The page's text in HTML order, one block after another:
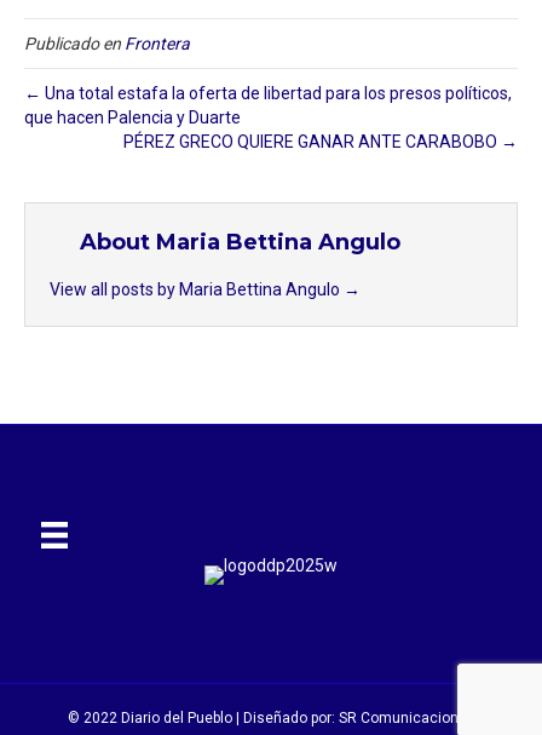
Publicado en Frontera
← Una total estafa la oferta de libertad para los presos políticos,
que hacen Palencia y Duarte
PÉREZ GRECO QUIERE GANAR ANTE CARABOBO →
About Maria Bettina Angulo
View all posts by Maria Bettina Angulo →
© 2022 Diario del Pueblo | Diseñado por: SR Comunicaciones